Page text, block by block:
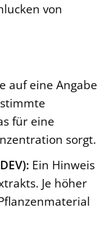
von
auf eine Angabe
für eine
sorgt.
Ein Hinweis
Je höher